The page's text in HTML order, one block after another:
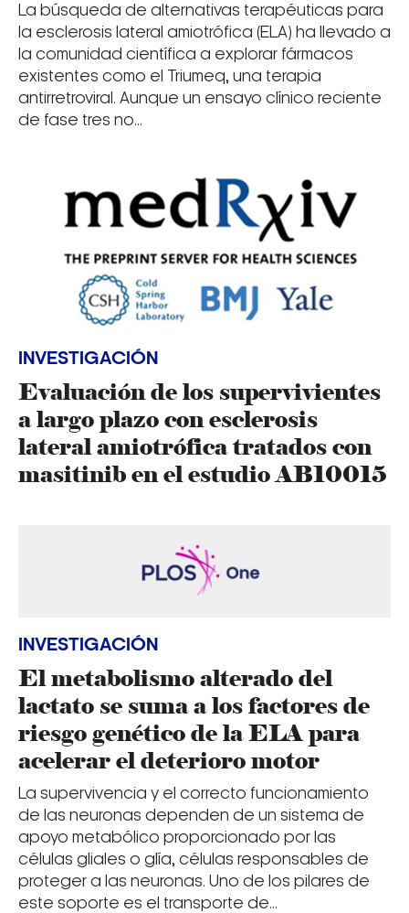
La búsqueda de alternativas terapéuticas para
la esclerosis lateral amiotrófica (ELA) ha llevado a
la comunidad científica a explorar fármacos
existentes como el Triumeq, una terapia
antirretroviral. Aunque un ensayo clínico reciente
de fase tres no...
INVESTIGACIÓN
Evaluación de los supervivientes
a largo plazo con esclerosis
lateral amiotrófica tratados con
masitinib en el estudio AB10015
INVESTIGACIÓN
El metabolismo alterado del
lactato se suma a los factores de
riesgo genético de la ELA para
acelerar el deterioro motor
La supervivencia y el correcto funcionamiento
de las neuronas dependen de un sistema de
apoyo metabólico proporcionado por las
células gliales o glía, células responsables de
proteger a las neuronas. Uno de los pilares de
este soporte es el transporte de...